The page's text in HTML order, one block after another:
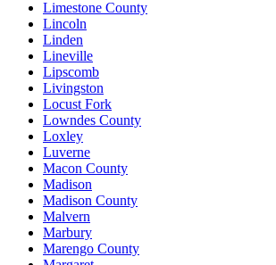
Limestone County
Lincoln
Linden
Lineville
Lipscomb
Livingston
Locust Fork
Lowndes County
Loxley
Luverne
Macon County
Madison
Madison County
Malvern
Marbury
Marengo County